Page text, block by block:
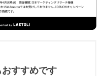
すすめです